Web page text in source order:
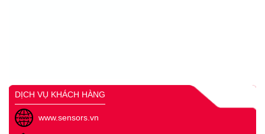
DỊCH VỤ KHÁCH HÀNG
www.sensors.vn